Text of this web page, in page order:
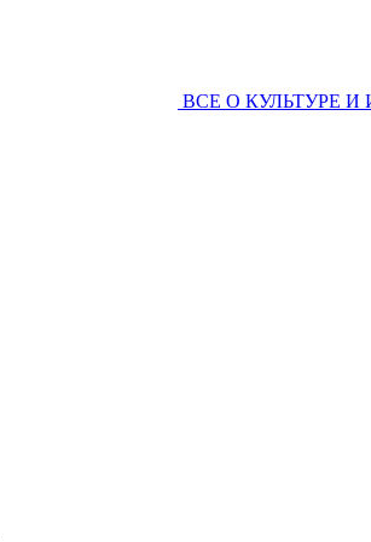
ВСЕ О КУЛЬТУРЕ И